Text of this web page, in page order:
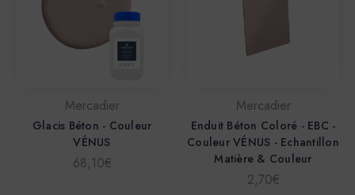
Mercadier
Glacis Béton - Couleur
VÉNUS
68,10€
Mercadier
Enduit Béton Coloré - EBC -
Couleur VÉNUS - Echantillon
Matière & Couleur
2,70€